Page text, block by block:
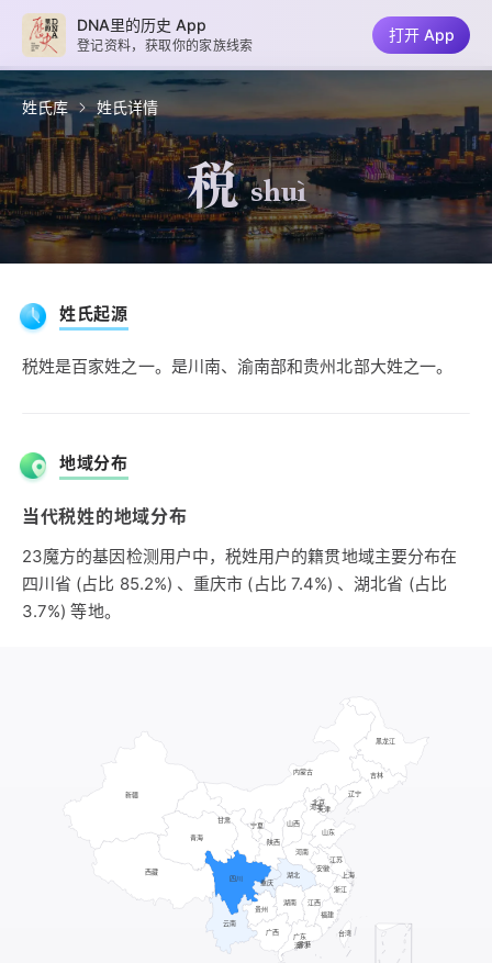
姓氏库 姓氏详情
税 shuì
姓氏起源
税姓是百家姓之一。是川南、渝南部和贵州北部大姓之一。
地域分布
当代税姓的地域分布
23魔方的基因检测用户中，税姓用户的籍贯地域主要分布在
四川省 (占比 85.2%) 、重庆市 (占比 7.4%) 、湖北省 (占比
3.7%) 等地。
DNA里的历史 App
登记资料，获取你的家族线索
打开 App